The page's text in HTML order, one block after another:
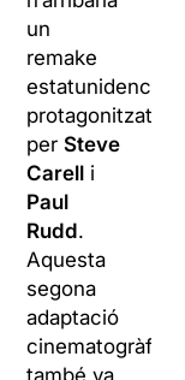
un
remake
estatunidenc
protagonitzat
perSteve
Carell i
Paul
Rudd.
Aquesta
segona
adaptació
cinematogràfica
també va